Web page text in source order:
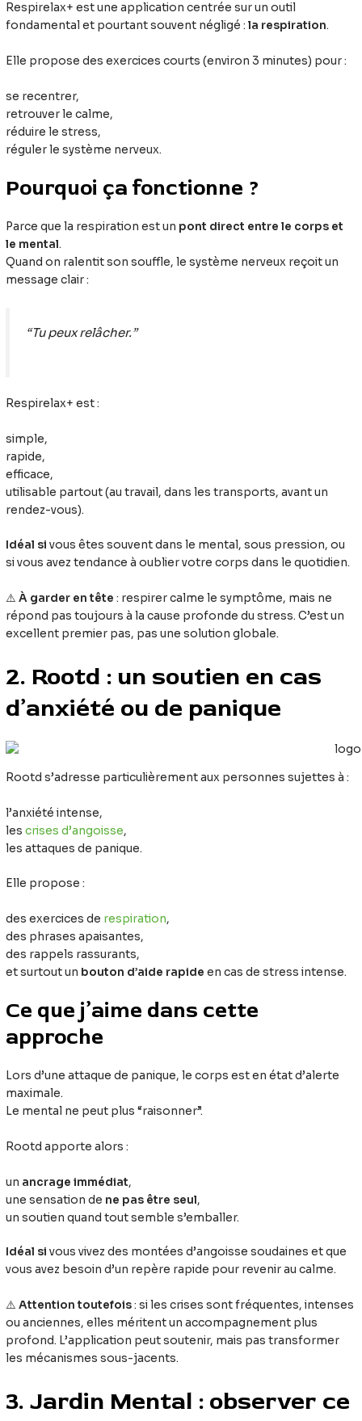
Respirelax+ est une application centrée sur un outil
fondamental et pourtant souvent négligé :la respiration.
Elle propose des exercices courts (environ 3 minutes) pour :
se recentrer,
retrouver le calme,
réduire le stress,
réguler le système nerveux.
Pourquoi ça fonctionne ?
Parce que la respiration est un pont direct entre le corps et
le mental.
Quand on ralentit son souffle, le système nerveux reçoit un
message clair :
“Tu peux relâcher.”
Respirelax+ est :
simple,
rapide,
efficace,
utilisable partout (au travail, dans les transports, avant un
rendez-vous).
Idéal si vous êtes souvent dans le mental, sous pression, ou
si vous avez tendance à oublier votre corps dans le quotidien.
⚠️À garder en tête : respirer calme le symptôme, mais ne
répond pas toujours à la cause profonde du stress. C’est un
excellent premier pas, pas une solution globale.
2. Rootd : un soutien en cas
d’anxiété ou de panique
Rootd s’adresse particulièrement aux personnes sujettes à :
l’anxiété intense,
lescrises d’angoisse,
les attaques de panique.
Elle propose :
des exercices de respiration,
des phrases apaisantes,
des rappels rassurants,
et surtout un bouton d’aide rapide en cas de stress intense.
Ce que j’aime dans cette
approche
Lors d’une attaque de panique, le corps est en état d’alerte
maximale.
Le mental ne peut plus “raisonner”.
Rootd apporte alors :
un ancrage immédiat,
une sensation de ne pas être seul,
un soutien quand tout semble s’emballer.
Idéal si vous vivez des montées d’angoisse soudaines et que
vous avez besoin d’un repère rapide pour revenir au calme.
⚠️Attention toutefois: si les crises sont fréquentes, intenses
ou anciennes, elles méritent un accompagnement plus
profond. L’application peut soutenir, mais pas transformer
les mécanismes sous-jacents.
3. Jardin Mental : observer ce